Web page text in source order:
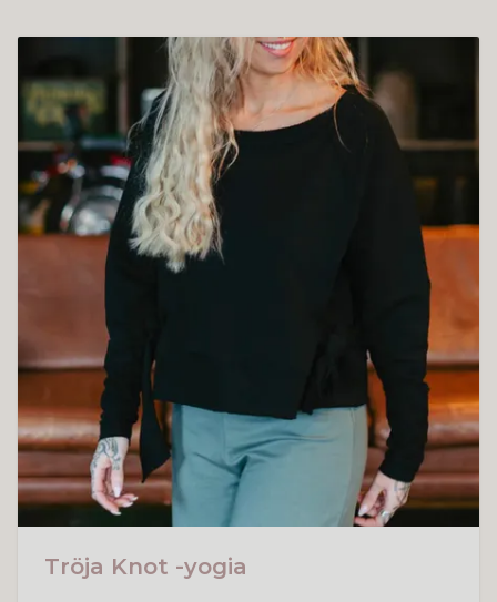
Tröja Knot -yogia